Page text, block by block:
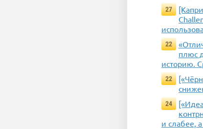
27
22
плюс
историю.
22
24
и слабее,